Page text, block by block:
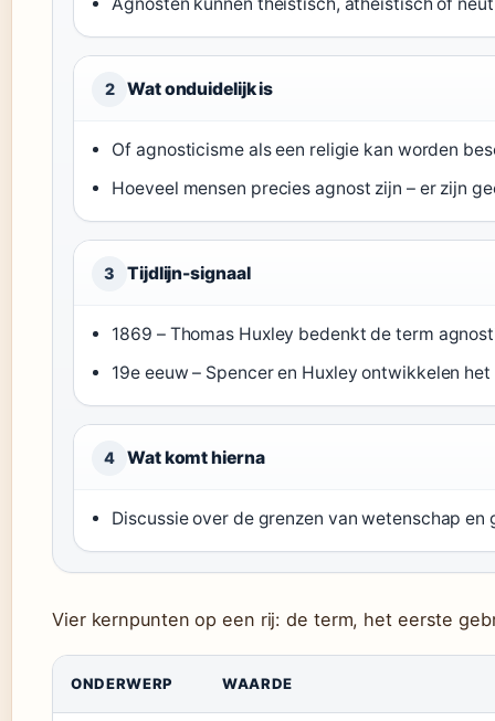
2 Wat onduidelijk is
Of agnosticisme als een religie kan worden
Hoeveel mensen precies agnost zijn – er zijn
3 Tijdlijn-signaal
1869 – Thomas Huxley bedenkt de term
19e eeuw – Spencer en Huxley ontwikkelen
4 Wat komt hierna
Discussie over de grenzen van wetenschap
Vier kernpunten op een rij: de term, het eerste
ONDERWERP WAARDE